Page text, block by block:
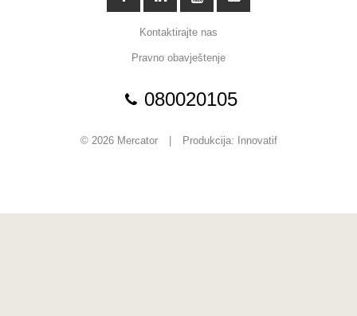
Kontaktirajte nas
Pravno obavještenje
080020105
© 2026 Mercator Produkcija: Innovatif